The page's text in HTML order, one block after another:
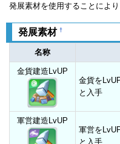
発展素材を使用することによ
発展素材 †
名称
金貨建造LvUP
金貨を
と入手
軍営建造LvUP
軍営を
と入手